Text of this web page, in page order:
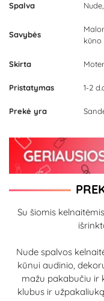
Spalva
Savybės
kūno
Skirta
Pristatymas 1-2
Prekė yra
Su šiomis
Nude spalvos
kūnui audinio,
mažu pakabučiu ir
klubus ir